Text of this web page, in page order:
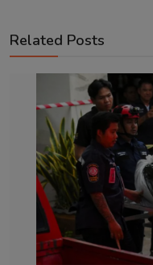
Related Posts